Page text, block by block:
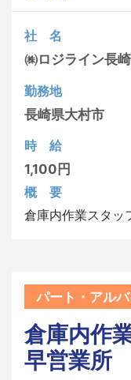
社 名
㈱ロジライン長崎
勤務地
長崎県大村市
時 給
1,100円
概 要
倉庫内作業スタ
パート・アルバ
倉庫内作
早営業所